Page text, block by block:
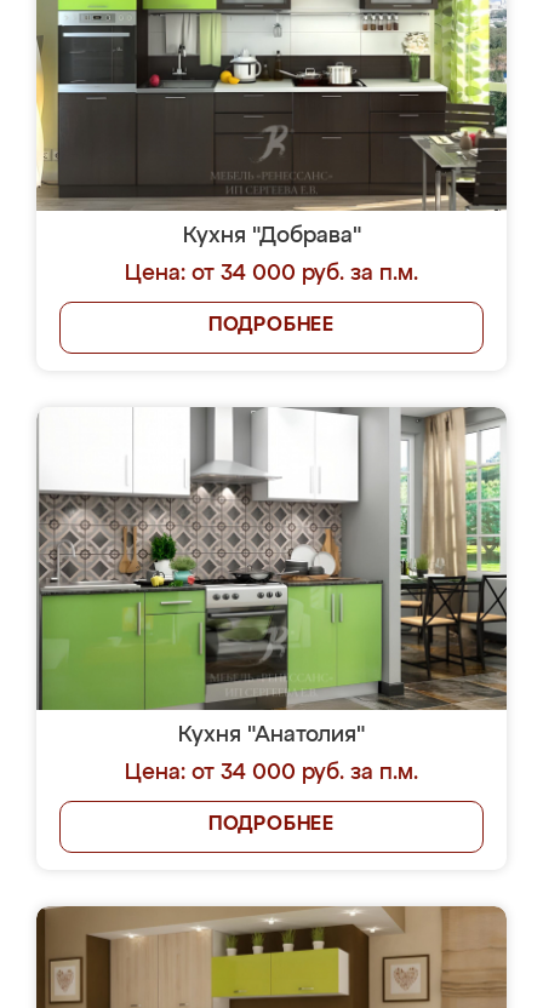
Кухня "Добрава"
Цена: от 34 000 руб. за п.м.
ПОДРОБНЕЕ
Кухня "Анатолия"
Цена: от 34 000 руб. за п.м.
ПОДРОБНЕЕ